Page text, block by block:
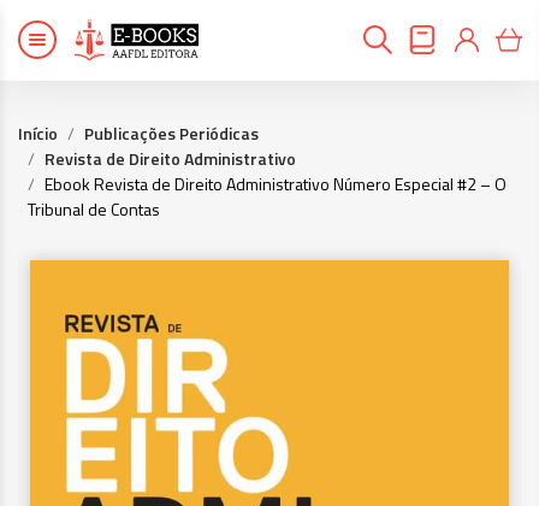
Início
Publicações Periódicas
Revista de Direito Administrativo
Ebook Revista de Direito Administrativo Número Especial #2 – O
Tribunal de Contas